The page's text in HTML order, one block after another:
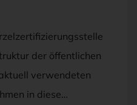
der öffentlichen
verwendeten
in diese…